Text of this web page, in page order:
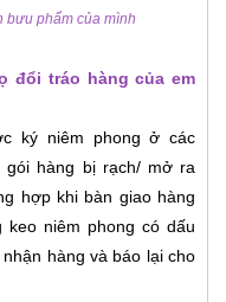
bưu phẩm của mình
đổi tráo hàng của em
ký niêm phong ở các
hàng bị rạch/ mở ra
hợp khi bàn giao hàng
niêm phong có dấu
hàng và báo lại cho